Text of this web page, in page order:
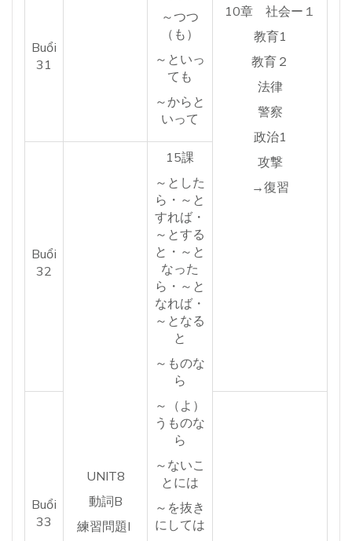
～つつ
（も）
～といっ
ても
～からと
いって
10章 社会ー１
教育1
教育２
法律
警察
政治1
攻撃
→復習
Buổi
31
Buổi
32
UNIT8
動詞B
練習問題I
15課
～とした
ら・～と
すれば・
～とする
と・～と
なった
ら・～と
なれば・
～となる
と
～ものな
ら
～（よ）
うものな
ら
～ないこ
とには
～を抜き
にしては
Buổi
33